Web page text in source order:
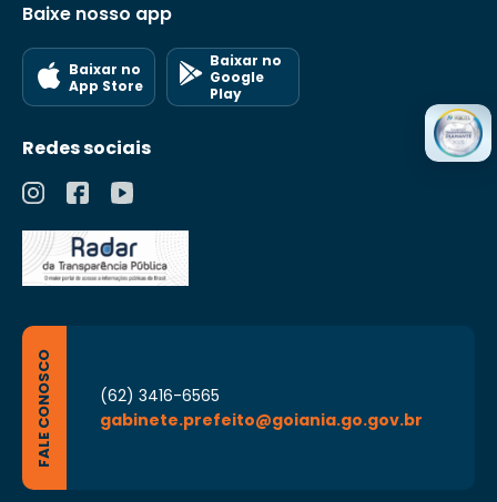
Baixe nosso app
Baixar no
App Store
Baixar no
Google
Play
Redes sociais
FALE CONOSCO
(62) 3416-6565
gabinete.prefeito@goiania.go.gov.br